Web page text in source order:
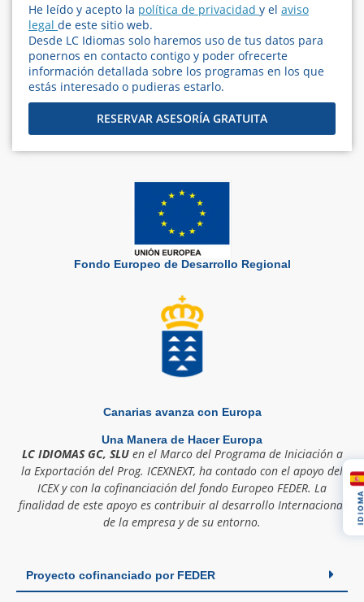
He leído y acepto la política de privacidad y el aviso
legal de este sitio web.
Desde LC Idiomas solo haremos uso de tus datos para
ponernos en contacto contigo y poder ofrecerte
información detallada sobre los programas en los que
estás interesado o pudieras estarlo.
RESERVAR ASESORÍA GRATUITA
Fondo Europeo de Desarrollo Regional
Canarias avanza con Europa
Una Manera de Hacer Europa
LC IDIOMAS GC, SLUen el Marco del Programa de Iniciación a
la Exportación del Prog. ICEXNEXT, ha contado con el apoyo del
ICEX y con la cofinanciación del fondo Europeo FEDER. La
finalidad de este apoyo es contribuir al desarrollo Internacional
de la empresa y de su entorno.
Proyecto cofinanciado por FEDER
IDIOMA